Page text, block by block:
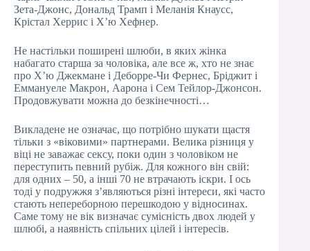
Зета-Джонс, Дональд Трамп і Меланія Кнаусс,
Крістал Херрис і Х’ю Хефнер.
Не настільки поширені шлюби, в яких жінка
набагато старша за чоловіка, але все ж, хто не знає
про Х’ю Джекмане і Деборре-Чи Фернес, Бріджит і
Еммануеле Макрон, Аарона і Сем Тейлор-Джонсон.
Продовжувати можна до безкінечності…
Викладене не означає, що потрібно шукати щастя
тільки з «віковими» партнерами. Велика різниця у
віці не заважає сексу, поки один з чоловіком не
переступить певний рубіж. Для кожного він свій:
для одних – 50, а інші 70 не втрачають іскри. І ось
тоді у подружжя з’являються різні інтереси, які часто
стають непереборною перешкодою у відносинах.
Саме тому не вік визначає сумісність двох людей у
шлюбі, а наявність спільних цілей і інтересів.